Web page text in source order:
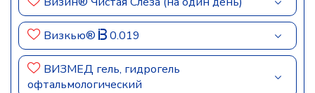
Визкью® 0.019
ВИЗМЕД гель, гидрогель
офтальмологический